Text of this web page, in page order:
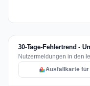
30-Tage-Fehlertrend -
Nutzermeldungen in den
Ausfallkarte für